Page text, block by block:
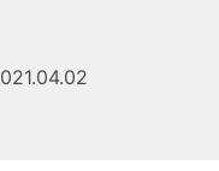
稿日